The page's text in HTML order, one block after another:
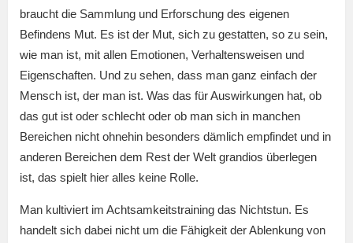
braucht die Sammlung und Erforschung des eigenen
Befindens Mut. Es ist der Mut, sich zu gestatten, so zu sein,
wie man ist, mit allen Emotionen, Verhaltensweisen und
Eigenschaften. Und zu sehen, dass man ganz einfach der
Mensch ist, der man ist. Was das für Auswirkungen hat, ob
das gut ist oder schlecht oder ob man sich in manchen
Bereichen nicht ohnehin besonders dämlich empfindet und in
anderen Bereichen dem Rest der Welt grandios überlegen
ist, das spielt hier alles keine Rolle.
Man kultiviert im Achtsamkeitstraining das Nichtstun. Es
handelt sich dabei nicht um die Fähigkeit der Ablenkung von